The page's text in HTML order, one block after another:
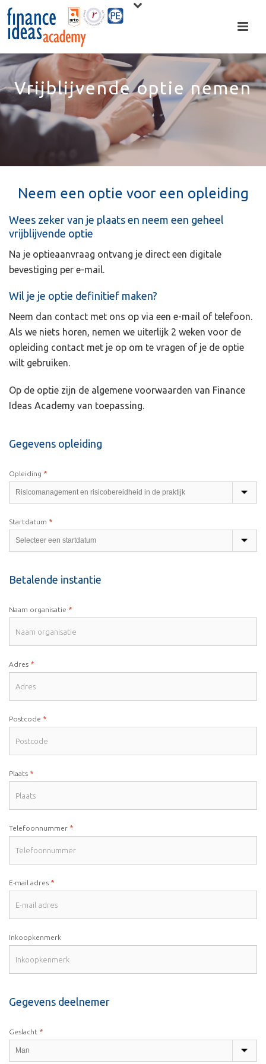
Vrijblijvende optie nemen
Neem een optie voor een opleiding
Wees zeker van je plaats en neem een geheel
vrijblijvende optie
Na je optieaanvraag ontvang je direct een digitale
bevestiging per e-mail.
Wil je je optie definitief maken?
Neem dan contact met ons op via een e-mail of telefoon.
Als we niets horen, nemen we uiterlijk 2 weken voor de
opleiding contact met je op om te vragen of je de optie
wilt gebruiken.
Op de optie zijn de algemene voorwaarden van Finance
Ideas Academy van toepassing.
Gegevens opleiding
Opleiding *
Startdatum *
Betalende instantie
Naam organisatie *
Adres *
Postcode *
Plaats *
Telefoonnummer *
E-mail adres *
Inkoopkenmerk
Gegevens deelnemer
Geslacht *